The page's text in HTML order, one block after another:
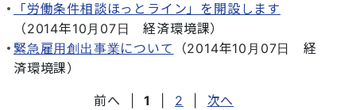
「労働条件相談ほっとライン」を開設します
（2014年10月07日 経済環境課）
緊急雇用創出事業について
（2014年10月07日
経
済環境課）
前へ 1 2 次へ